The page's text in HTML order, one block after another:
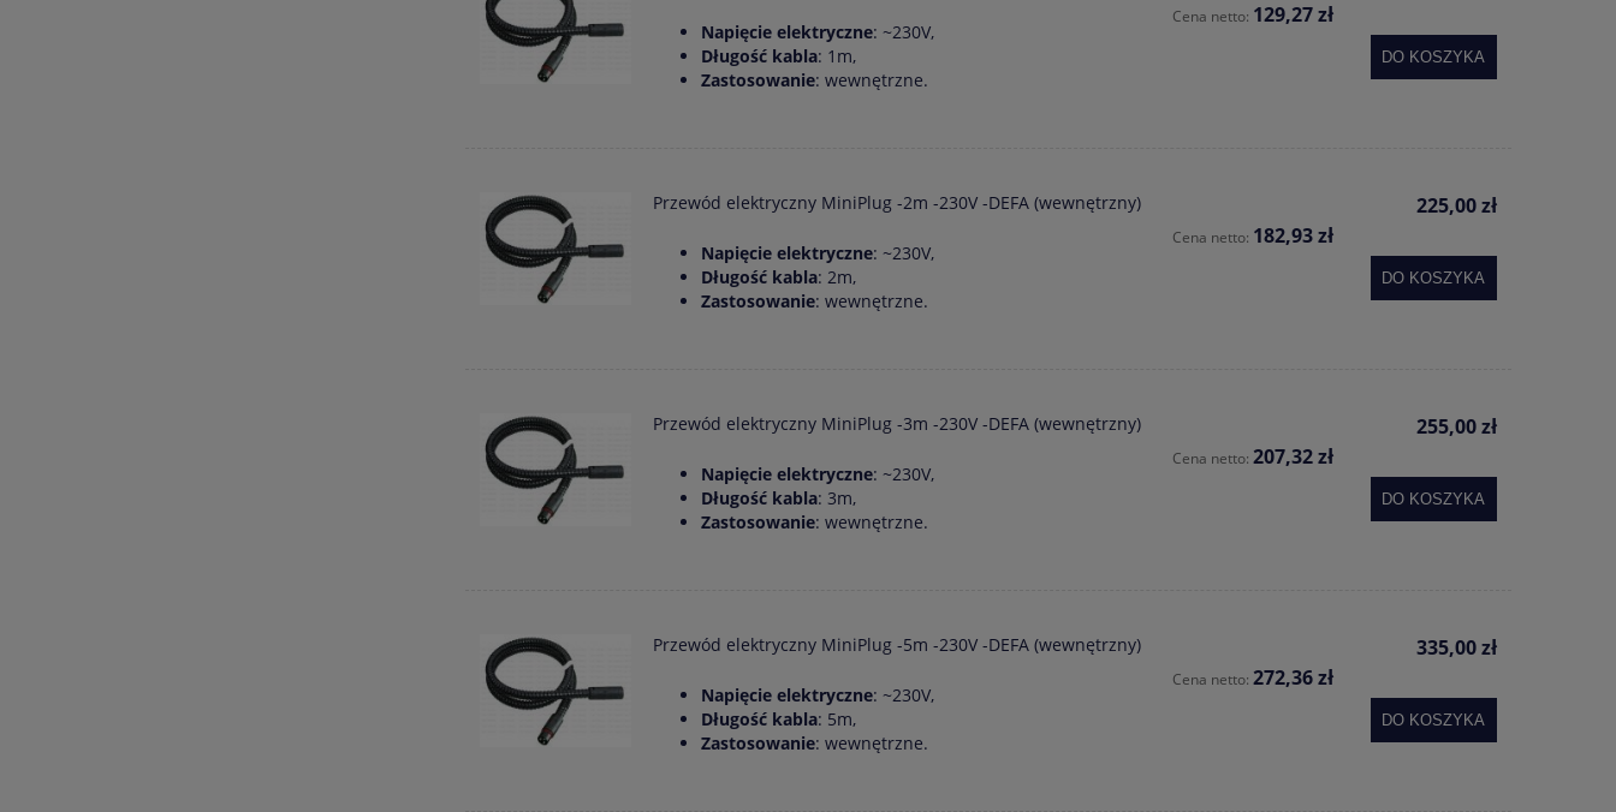
Napięcie elektryczne: ~230V,
Długość kabla: 1m,
Zastosowanie: wewnętrzne.
Cena netto: 129,27 zł
DO KOSZYKA
Przewód elektryczny MiniPlug -2m -230V -DEFA (wewnętrzny)
Napięcie elektryczne: ~230V,
Długość kabla: 2m,
Zastosowanie: wewnętrzne.
225,00 zł
Cena netto: 182,93 zł
DO KOSZYKA
Przewód elektryczny MiniPlug -3m -230V -DEFA (wewnętrzny)
Napięcie elektryczne: ~230V,
Długość kabla: 3m,
Zastosowanie: wewnętrzne.
255,00 zł
Cena netto: 207,32 zł
DO KOSZYKA
Przewód elektryczny MiniPlug -5m -230V -DEFA (wewnętrzny)
Napięcie elektryczne: ~230V,
Długość kabla: 5m,
Zastosowanie: wewnętrzne.
335,00 zł
Cena netto: 272,36 zł
DO KOSZYKA